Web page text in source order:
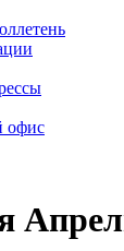
офис